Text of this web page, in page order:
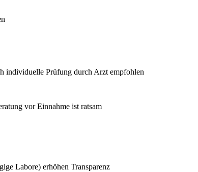
individuelle Prüfung durch Arzt empfohlen
vor Einnahme ist ratsam
Labore) erhöhen Transparenz